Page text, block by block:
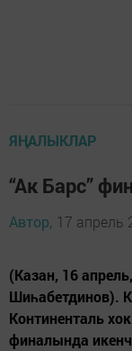
ЯҢАЛЫКЛАР
“Ак Барс”
Автор, 17 апрель
(Казан, 16
Шиһабетдинов).
Континенталь
финалында